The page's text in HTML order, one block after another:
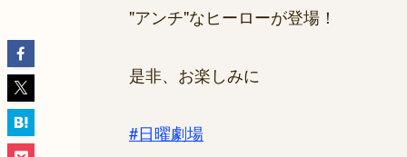
"アンチ"なヒーローが登場！
是非、お楽しみに
#日曜劇場